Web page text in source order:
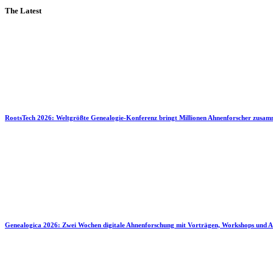
The Latest
RootsTech 2026: Weltgrößte Genealogie-Konferenz bringt Millionen Ahnenforscher
Genealogica 2026: Zwei Wochen digitale Ahnenforschung mit Vorträgen, Workshops und